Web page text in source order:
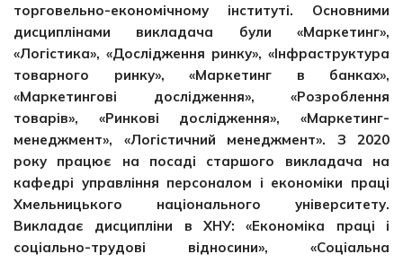
торговельно-економічному інституті. Основними
дисциплінами викладача були «Маркетинг»,
«Логістика», «Дослідження ринку», «Інфраструктура
товарного ринку», «Маркетинг в банках»,
«Маркетингові дослідження», «Розроблення
товарів», «Ринкові дослідження», «Маркетинг-
менеджмент», «Логістичний менеджмент». З 2020
року працює на посаді старшого викладача на
кафедрі управління персоналом і економіки праці
Хмельницького національного університету.
Викладає дисципліни в ХНУ: «Економіка праці і
соціально-трудові відносини», «Соціальна